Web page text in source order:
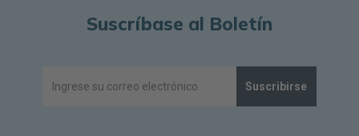
Suscríbase al Boletín
Suscribirse